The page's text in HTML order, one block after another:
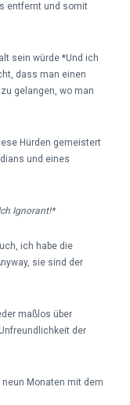
entfernt und somit
sein würde *Und ich
dass man einen
gelangen, wo man
Hürden gemeistert
und eines
Ignorant!*
ich habe die
sie sind der
maßlos über
der
Monaten mit dem